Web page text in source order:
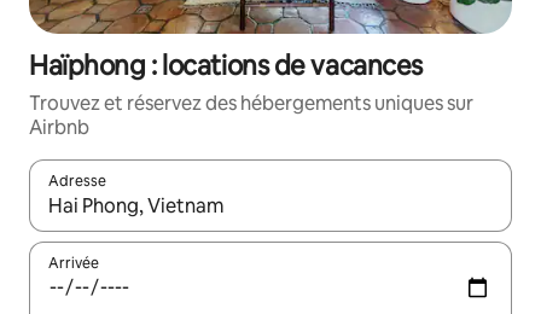
Haïphong : locations de vacances
Trouvez et réservez des hébergements uniques sur
Airbnb
Adresse
Lorsque les résultats s'affichent, utilisez les flèches vers le
Arrivée